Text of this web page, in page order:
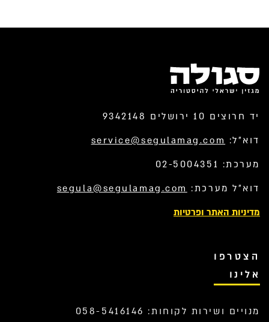
יד חרוצים 10 ירושלים 9342148
דוא”ל: service@segulamag.com
מערכת: 02-5004351
דוא”ל מערכת: segula@segulamag.com
מדיניות האתר ופרטיות
הצטרפו
אלינו
מנויים ושירות לקוחות: 058-5416146